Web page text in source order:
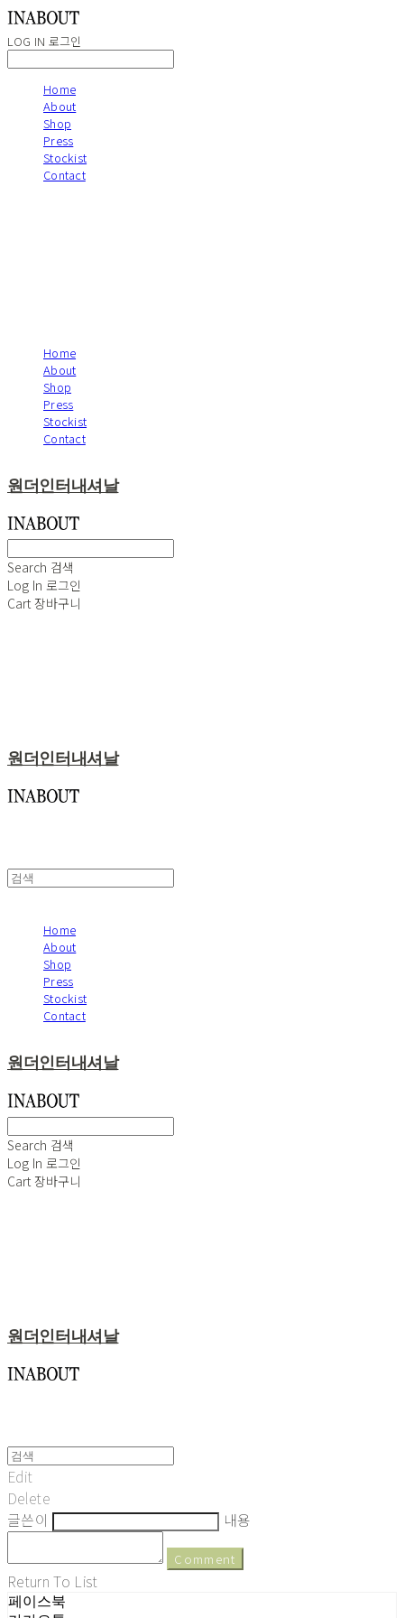
LOG IN 로그인
Home
About
Shop
Press
Stockist
Contact
Home
About
Shop
Press
Stockist
Contact
원더인터내셔날
Search 검색
Log In 로그인
Cart 장바구니
원더인터내셔날
Home
About
Shop
Press
Stockist
Contact
원더인터내셔날
Search 검색
Log In 로그인
Cart 장바구니
원더인터내셔날
Edit
Delete
글쓴이
내용
Comment
Return To List
페이스북